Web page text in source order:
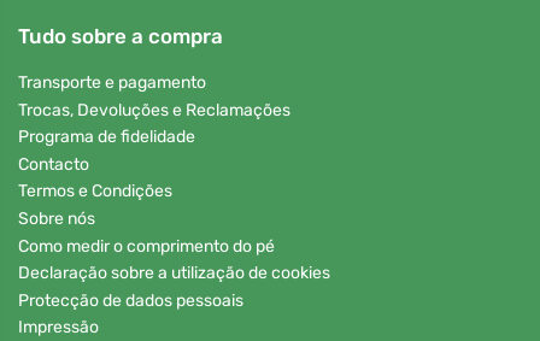
Tudo sobre a compra
Transporte e pagamento
Trocas, Devoluções e Reclamações
Programa de fidelidade
Contacto
Termos e Condições
Sobre nós
Como medir o comprimento do pé
Declaração sobre a utilização de cookies
Protecção de dados pessoais
Impressão